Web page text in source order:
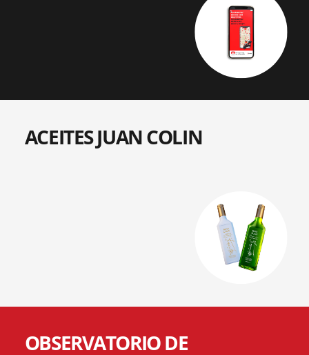
ACEITES JUAN COLIN
OBSERVATORIO DE